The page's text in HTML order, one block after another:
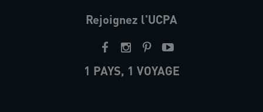
Rejoignez l'UCPA
1 PAYS, 1 VOYAGE